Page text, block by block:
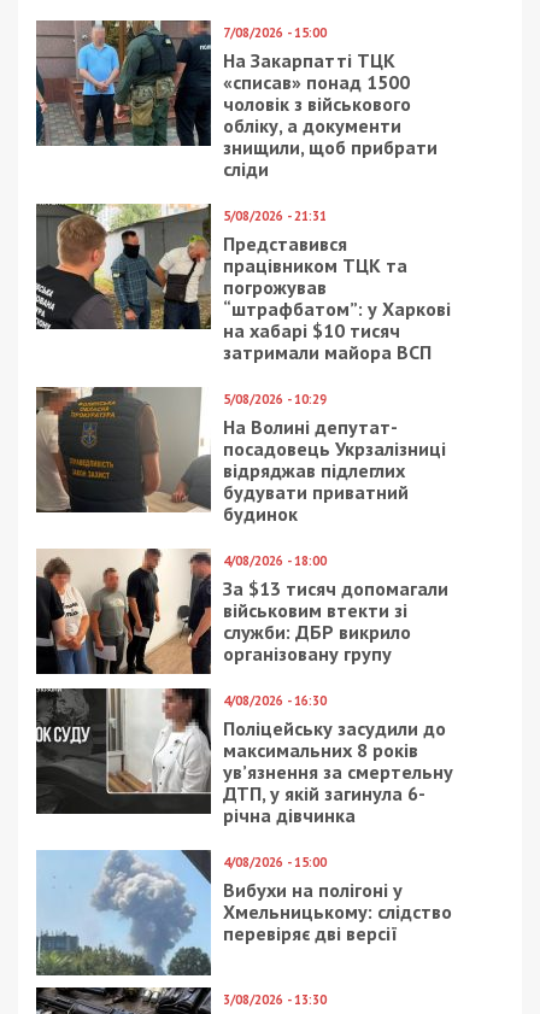
7/08/2026 - 15:00
На Закарпатті ТЦК
«списав» понад 1500
чоловік з військового
обліку, а документи
знищили, щоб прибрати
сліди
5/08/2026 - 21:31
Представився
працівником ТЦК та
погрожував
“штрафбатом”: у Харкові
на хабарі $10 тисяч
затримали майора ВСП
5/08/2026 - 10:29
На Волині депутат-
посадовець Укрзалізниці
відряджав підлеглих
будувати приватний
будинок
4/08/2026 - 18:00
За $13 тисяч допомагали
військовим втекти зі
служби: ДБР викрило
організовану групу
4/08/2026 - 16:30
Поліцейську засудили до
максимальних 8 років
ув’язнення за смертельну
ДТП, у якій загинула 6-
річна дівчинка
4/08/2026 - 15:00
Вибухи на полігоні у
Хмельницькому: слідство
перевіряє дві версії
3/08/2026 - 13:30